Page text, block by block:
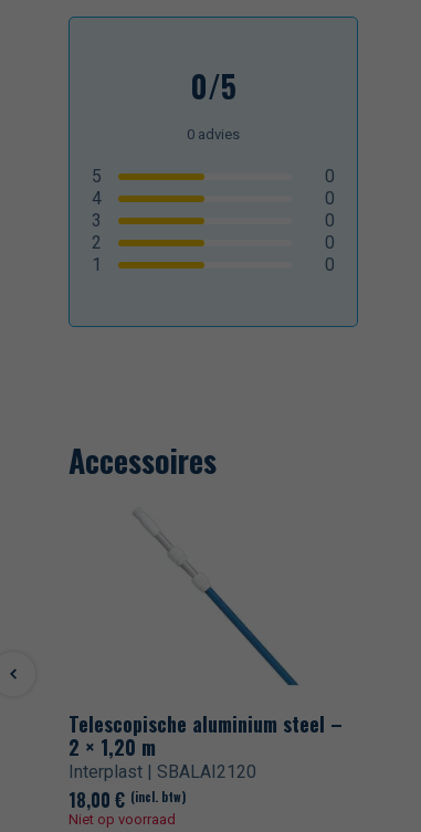
0/5
0advies
5
0
4
0
3
0
2
0
1
0
Accessoires
Telescopische aluminium steel –
2 × 1,20 m
Interplast | SBALAI2120
18,00 € (incl. btw)
Niet op voorraad